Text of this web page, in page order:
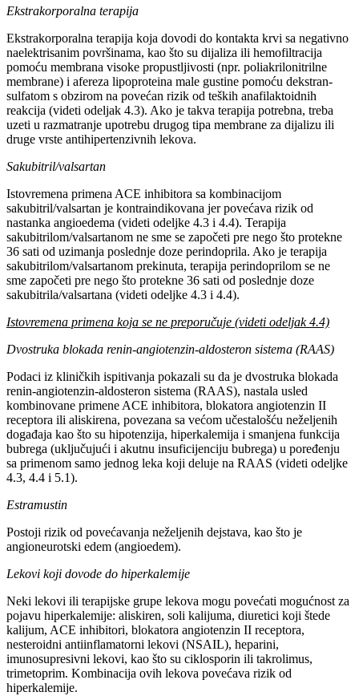
Ekstrakorporalna terapija
Ekstrakorporalna terapija koja dovodi do kontakta krvi sa negativno
naelektrisanim površinama, kao što su dijaliza ili hemofiltracija
pomoću membrana visoke propustljivosti (npr. poliakrilonitrilne
membrane) i afereza lipoproteina male gustine pomoću dekstran-
sulfatom s obzirom na povećan rizik od teških anafilaktoidnih
reakcija (videti odeljak 4.3). Ako je takva terapija potrebna, treba
uzeti u razmatranje upotrebu drugog tipa membrane za dijalizu ili
druge vrste antihipertenzivnih lekova.
Sakubitril/valsartan
Istovremena primena ACE inhibitora sa kombinacijom
sakubitril/valsartan je kontraindikovana jer povećava rizik od
nastanka angioedema (videti odeljke 4.3 i 4.4). Terapija
sakubitrilom/valsartanom ne sme se započeti pre nego što protekne
36 sati od uzimanja poslednje doze perindoprila. Ako je terapija
sakubitrilom/valsartanom prekinuta, terapija perindoprilom se ne
sme započeti pre nego što protekne 36 sati od poslednje doze
sakubitrila/valsartana (videti odeljke 4.3 i 4.4).
Istovremena primena koja se ne preporučuje (videti odeljak 4.4)
Dvostruka blokada renin-angiotenzin-aldosteron sistema (RAAS)
Podaci iz kliničkih ispitivanja pokazali su da je dvostruka blokada
renin-angiotenzin-aldosteron sistema (RAAS), nastala usled
kombinovane primene ACE inhibitora, blokatora angiotenzin II
receptora ili aliskirena, povezana sa većom učestalošću neželjenih
događaja kao što su hipotenzija, hiperkalemija i smanjena funkcija
bubrega (uključujući i akutnu insuficijenciju bubrega) u poređenju
sa primenom samo jednog leka koji deluje na RAAS (videti odeljke
4.3, 4.4 i 5.1).
Estramustin
Postoji rizik od povećavanja neželjenih dejstava, kao što je
angioneurotski edem (angioedem).
Lekovi koji dovode do hiperkalemije
Neki lekovi ili terapijske grupe lekova mogu povećati mogućnost za
pojavu hiperkalemije: aliskiren, soli kalijuma, diuretici koji štede
kalijum, ACE inhibitori, blokatora angiotenzin II receptora,
nesteroidni antiinflamatorni lekovi (NSAIL), heparini,
imunosupresivni lekovi, kao što su ciklosporin ili takrolimus,
trimetoprim. Kombinacija ovih lekova povećava rizik od
hiperkalemije.